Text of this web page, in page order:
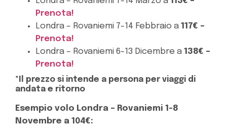
Prenota!
Londra – Rovaniemi 7-14 Febbraio a 117€ –
Prenota!
Londra – Rovaniemi 6-13 Dicembre a 138€ –
Prenota!
*Il prezzo si intende a persona per viaggi di
andata e ritorno
Esempio volo Londra – Rovaniemi 1-8
Novembre a 104€: